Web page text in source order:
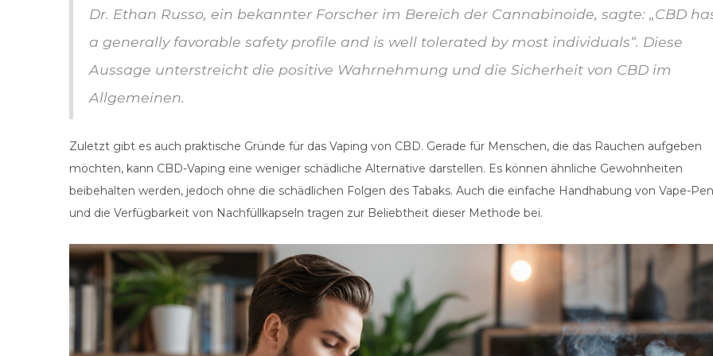
Dr. Ethan Russo, ein bekannter Forscher im Bereich der Cannabinoide, sagte: „CBD
a generally favorable safety profile and is well tolerated by most individuals“. Diese
Aussage unterstreicht die positive Wahrnehmung und die Sicherheit von CBD im
Allgemeinen.
Zuletzt gibt es auch praktische Gründe für das Vaping von CBD. Gerade für Menschen, die das Rauchen aufgeben
möchten, kann CBD-Vaping eine weniger schädliche Alternative darstellen. Es können ähnliche Gewohnheiten
beibehalten werden, jedoch ohne die schädlichen Folgen des Tabaks. Auch die einfache Handhabung von Vape-
und die Verfügbarkeit von Nachfüllkapseln tragen zur Beliebtheit dieser Methode bei.